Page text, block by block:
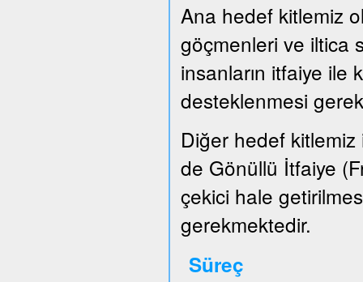
Ana hedef kitlemiz
göçmenleri ve iltica
insanların itfaiye ile
desteklenmesi
Diğer hedef
de Gönüllü İtfaiye
çekici hale
gerekmektedir.
Süreç